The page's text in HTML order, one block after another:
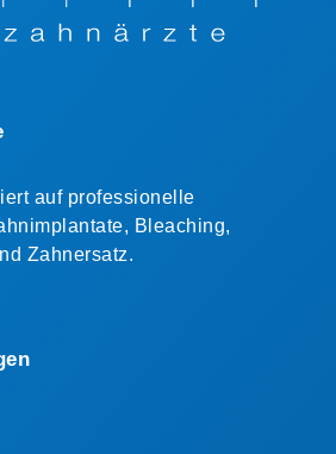
auf professionelle
Bleaching,
Zahnersatz.